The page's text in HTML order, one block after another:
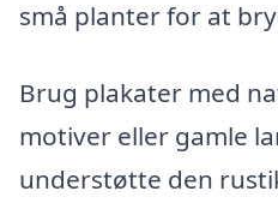
små planter for at
Brug plakater med
motiver eller gamle
understøtte den